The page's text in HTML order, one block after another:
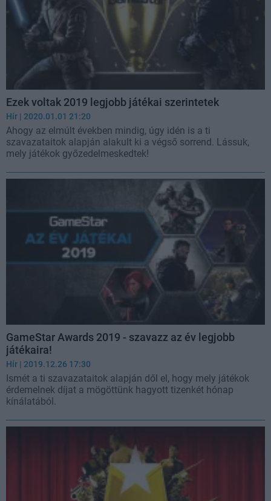
Ezek voltak 2019 legjobb játékai szerintetek
Hír | 2020.01.01 21:20
Ahogy az elmúlt években mindig, úgy idén is a ti
szavazataitok alapján alakult ki a végső sorrend. Lássuk,
mely játékok győzedelmeskedtek!
GameStar Awards 2019 - szavazz az év legjobb
játékaira!
Hír | 2019.12.26 17:30
Ismét a ti szavazataitok alapján dől el, hogy mely játékok
érdemelnek díjat a mögöttünk hagyott tizenkét hónap
kínálatából.